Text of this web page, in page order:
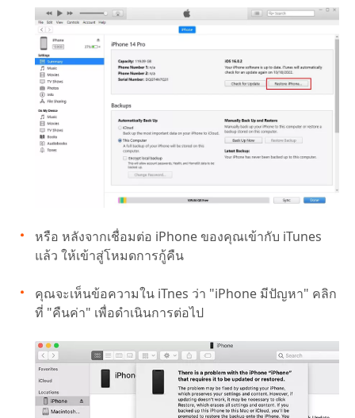
หรือ หลังจากเชื่อมต่อ iPhone ของคุณเข้ากับ iTunes
แล้ว ให้เข้าสู่โหมดการกู้คืน
คุณจะเห็นข้อความใน iTnes ว่า "iPhone มีปัญหา" คลิก
ที่ "คืนค่า" เพื่อดำเนินการต่อไป